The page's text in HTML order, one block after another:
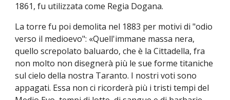
1861, fu utilizzata come Regia Dogana.
La torre fu poi demolita nel 1883 per motivi di "odio
verso il medioevo": «Quell'immane massa nera,
quello screpolato baluardo, che è la Cittadella, fra
non molto non disegnerà più le sue forme titaniche
sul cielo della nostra Taranto. I nostri voti sono
appagati. Essa non ci ricorderà più i tristi tempi del